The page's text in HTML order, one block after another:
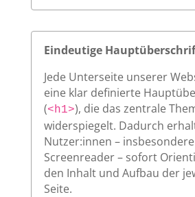
Eindeutige
Jede Unterseite unserer
eine klar definierte
(<h1>), die das zentrale
widerspiegelt. Dadurch
Nutzer:innen –
Screenreader – sofort
den Inhalt und Aufbau der
Seite.